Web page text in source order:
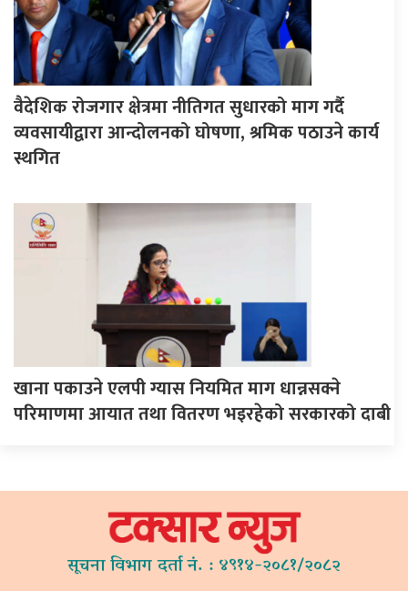
वैदेशिक रोजगार क्षेत्रमा नीतिगत सुधारको माग गर्दै
व्यवसायीद्वारा आन्दोलनको घोषणा, श्रमिक पठाउने कार्य
स्थगित
खाना पकाउने एलपी ग्यास नियमित माग धान्नसक्ने
परिमाणमा आयात तथा वितरण भइरहेको सरकारको दाबी
सूचना विभाग दर्ता नं. : ४९१४-२०८१/२०८२